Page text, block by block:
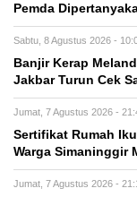
Pemda
Sabtu, 8 Agustus 2026 -
Banjir Kerap
Jakbar Turun Cek
Jumat, 7 Agustus 2026 -
Sertifikat Rumah
Warga Simaninggir
Jumat, 7 Agustus 2026 -